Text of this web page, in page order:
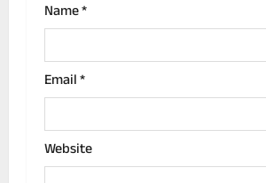
Name*
Email*
Website